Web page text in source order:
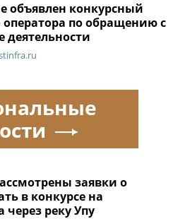
объявлен конкурсный
оператора по обращению с
деятельности
заявки о
в конкурсе на
реку Упу